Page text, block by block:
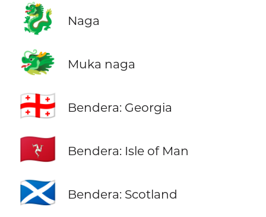
🐉 Naga
🐲 Muka naga
🇬🇪 Bendera: Georgia
🇮🇲 Bendera: Isle of Man
🏴󠁧󠁢󠁳󠁣󠁴󠁿 Bendera: Scotland